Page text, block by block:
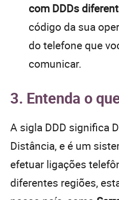
com DDDs
código da sua
do telefone que
comunicar.
3. Entenda o
A sigla DDD significa
Distância, e é um
efetuar ligações
diferentes regiões,